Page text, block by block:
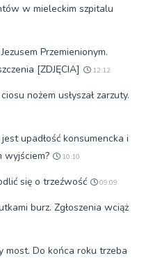
w mieleckim szpitalu
Przemienionym.
[ZDJĘCIA]
12:12
nożem usłyszał zarzuty.
upadłość konsumencka i
wyjściem?
10:10
się o trzeźwość 09:09
burz. Zgłoszenia wciąż
Do końca roku trzeba